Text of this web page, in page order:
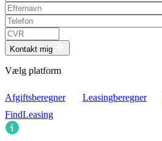
Kontakt mig
Vælg platform
Afgiftsberegner Leasingberegner
FindLeasing